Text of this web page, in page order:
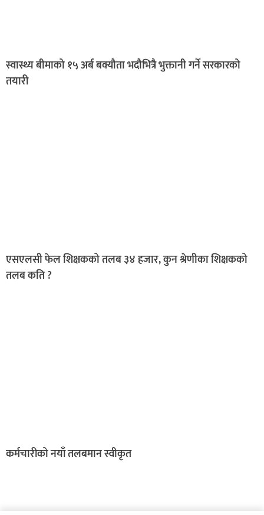
स्वास्थ्य बीमाको १५ अर्ब बक्यौता भदौभित्रै भुक्तानी गर्ने सरकारको
तयारी
एसएलसी फेल शिक्षकको तलब ३४ हजार, कुन श्रेणीका शिक्षकको
तलब कति ?
कर्मचारीको नयाँ तलबमान स्वीकृत